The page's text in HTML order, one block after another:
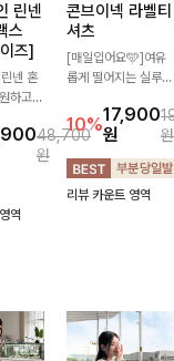
린넨
스
즈]
넨 혼
하고
좋은
입니다.
여유로
더해
운 실
려
48,700
원
역
콘브이넥 라벨티
셔츠
[매일입어요🩵]여유
롭게 떨어지는 실루엣
자인으로 데일리하게
즐기기 좋은 티셔츠-
소매 라벨 디테일이
은은한 포인트를 더해
심플하면서도 센스 있
10%17,900
원
원
리뷰 카운트 영역